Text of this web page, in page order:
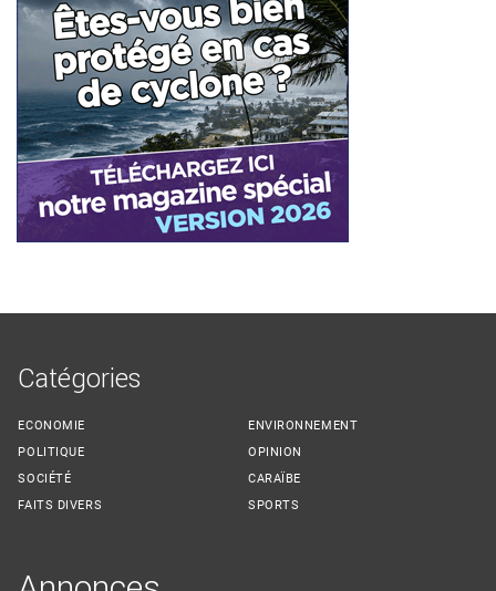
Catégories
ECONOMIE
POLITIQUE
SOCIÉTÉ
FAITS DIVERS
ENVIRONNEMENT
OPINION
CARAÏBE
SPORTS